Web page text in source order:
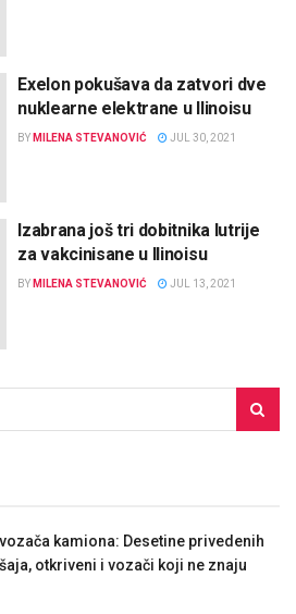
Exelon pokušava da zatvori dve
nuklearne elektrane u Ilinoisu
BY MILENA STEVANOVIĆ JUL 30, 2021
Izabrana još tri dobitnika lutrije
za vakcinisane u Ilinoisu
BY MILENA STEVANOVIĆ JUL 13, 2021
kamiona: Desetine privedenih
otkriveni i vozači koji ne znaju